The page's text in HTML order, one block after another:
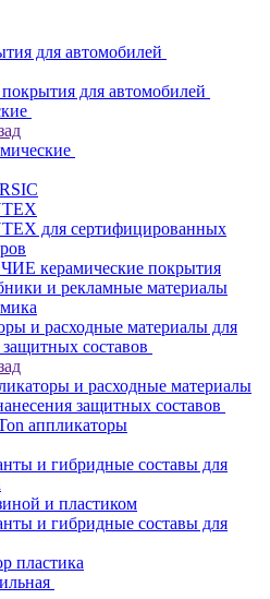
для автомобилей
для автомобилей
для сертифицированных
керамические покрытия
и рекламные материалы
и расходные материалы для
составов
и расходные материалы
защитных составов
аппликаторы
и гибридные составы для
и пластиком
и гибридные составы для
пластика